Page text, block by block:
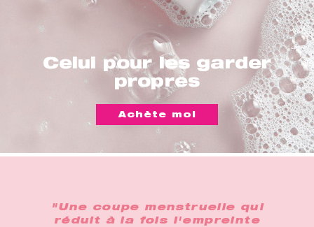
Celui pour les garder
propres
Achète moi
"Une coupe menstruelle qui
réduit à la fois l'empreinte